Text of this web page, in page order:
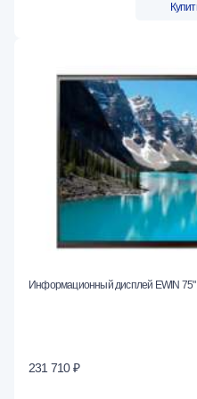
Информационный дисплей EWIN 75"
231 710 ₽